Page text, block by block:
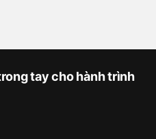
tay cho hành trình